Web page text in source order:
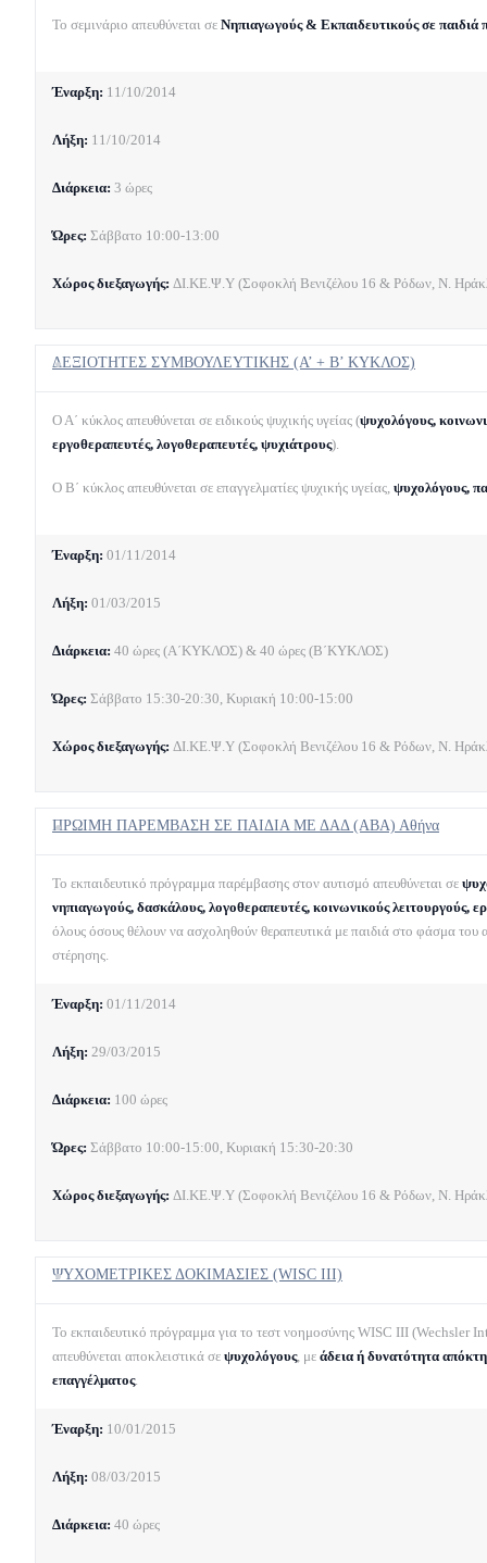
Το σεμινάριο απευθύνεται σε Νηπιαγωγούς & Εκπαιδευτικούς σε παιδιά
Έναρξη: 11/10/2014
Λήξη: 11/10/2014
Διάρκεια: 3 ώρες
Ώρες: Σάββατο 10:00-13:00
Χώρος διεξαγωγής: ΔΙ.ΚΕ.Ψ.Υ (Σοφοκλή Βενιζέλου 16 & Ρόδων, Ν.
ΔΕΞΙΟΤΗΤΕΣ ΣΥΜΒΟΥΛΕΥΤΙΚΗΣ (Α’ + Β’ ΚΥΚΛΟΣ)
Ο Α΄ κύκλος απευθύνεται σε ειδικούς ψυχικής υγείας (ψυχολόγους,
εργοθεραπευτές, λογοθεραπευτές, ψυχιάτρους).
Ο Β΄ κύκλος απευθύνεται σε επαγγελματίες ψυχικής υγείας, ψυχολόγους,
Έναρξη: 01/11/2014
Λήξη: 01/03/2015
Διάρκεια: 40 ώρες (Α΄ΚΥΚΛΟΣ) & 40 ώρες (Β΄ΚΥΚΛΟΣ)
Ώρες: Σάββατο 15:30-20:30, Κυριακή 10:00-15:00
Χώρος διεξαγωγής: ΔΙ.ΚΕ.Ψ.Υ (Σοφοκλή Βενιζέλου 16 & Ρόδων, Ν.
ΠΡΩΙΜΗ ΠΑΡΕΜΒΑΣΗ ΣΕ ΠΑΙΔΙΑ ΜΕ ΔΑΔ (ABA) Αθήνα
Το εκπαιδευτικό πρόγραμμα παρέμβασης στον αυτισμό απευθύνεται σε
νηπιαγωγούς, δασκάλους, λογοθεραπευτές, κοινωνικούς λειτουργούς,
όλους όσους θέλουν να ασχοληθούν θεραπευτικά με παιδιά στο φάσμα του
στέρησης.
Έναρξη: 01/11/2014
Λήξη: 29/03/2015
Διάρκεια: 100 ώρες
Ώρες: Σάββατο 10:00-15:00, Κυριακή 15:30-20:30
Χώρος διεξαγωγής: ΔΙ.ΚΕ.Ψ.Υ (Σοφοκλή Βενιζέλου 16 & Ρόδων, Ν.
ΨΥΧΟΜΕΤΡΙΚΕΣ ΔΟΚΙΜΑΣΙΕΣ (WISC III)
Το εκπαιδευτικό πρόγραμμα για το τεστ νοημοσύνης WISC III
απευθύνεται αποκλειστικά σε ψυχολόγους, με άδεια ή δυνατότητα
επαγγέλματος.
Έναρξη: 10/01/2015
Λήξη: 08/03/2015
Διάρκεια: 40 ώρες